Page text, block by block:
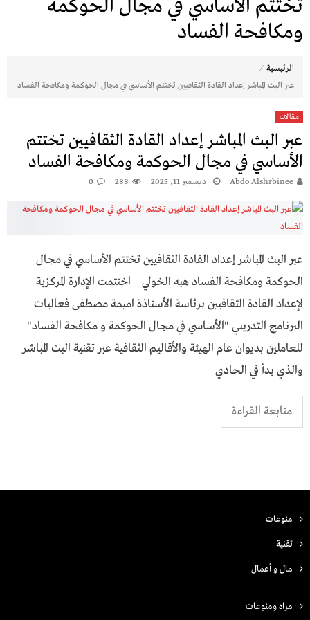
تختتم الأساسي في مجال الحوكمة
ومكافحة الفساد
الرئيسية ⁄
عبر البث المباشر إعداد القادة الثقافيين تختتم الأساسي في مجال الحوكمة ومكافحة الفساد
مقالات
عبر البث المباشر إعداد القادة الثقافيين تختتم
الأساسي في مجال الحوكمة ومكافحة الفساد
Abdo Alshrbinee ديسمبر 11, 2025 288
0
عبر البث المباشر إعداد القادة الثقافيين تختتم الأساسي في مجال
الحوكمة ومكافحة الفساد هبه الخولي اختتمت الإدارة المركزية
لإعداد القادة الثقافيين برئاسة الأستاذة اميمة مصطفى فعاليات
البرنامج التدريبي "الأساسي في مجال الحوكمة و مكافحة الفساد"
للعاملين بديوان عام الهيئة والأقاليم الثقافية عبر تقنية البث المباشر
والذي بدأ في الحادي
متابعة القراءة
منوعات
تقنية
مال و أعمال
مراه ومنوعات